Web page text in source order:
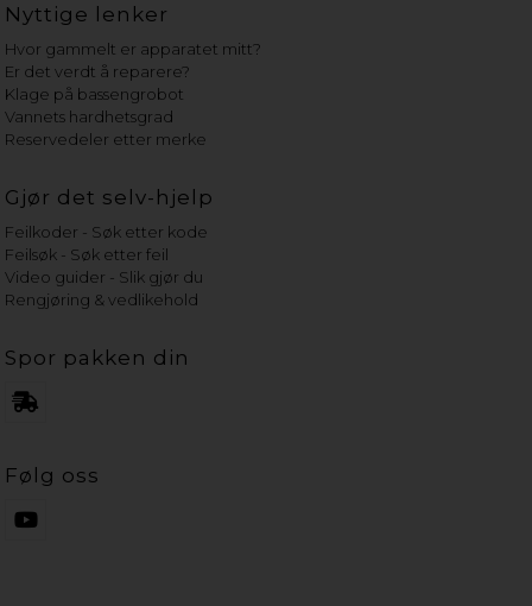
Nyttige lenker
Hvor gammelt er apparatet mitt?
Er det verdt å reparere?
Klage på bassengrobot
Vannets hardhetsgrad
Reservedeler etter merke
Gjør det selv-hjelp
Feilkoder - Søk etter kode
Feilsøk - Søk etter feil
Video guider - Slik gjør du
Rengjøring & vedlikehold
Spor pakken din
Følg oss